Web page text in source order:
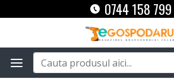
0744 158 799